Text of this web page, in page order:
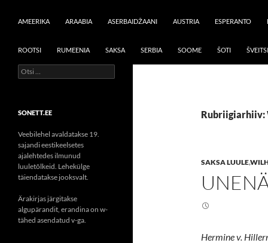
AMEERIKA
ARAABIA ASERBAIDŽAANI AUSTRIA ESPERANTO
ROOTSI RUMEENIA SAKSA SERBIA SOOME ŠOTI ŠVEITSI
Rubriigiarhiiv:
SAKSA LUULE,
Hermine v.
Otsi:
SONETT.EE
Veebilehel avaldatakse 19.
sajandi eestikeelsetes
ajalehtedes ilmunud
luuletõlkeid. Lehekülge
täiendatakse jooksvalt.
Ärakirjas järgitakse
algupärandit, erandina on w-
tähed asendatud v-ga.